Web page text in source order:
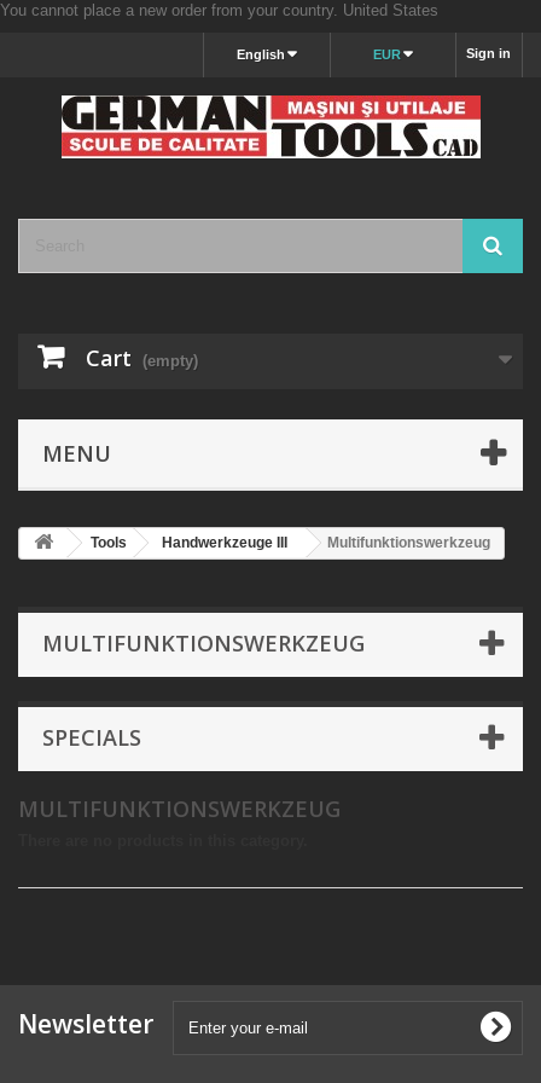
You cannot place a new order from your country. United States
Sign in
EUR
English
Cart (empty)
MENU
Tools Handwerkzeuge III Multifunktionswerkzeug
MULTIFUNKTIONSWERKZEUG
SPECIALS
MULTIFUNKTIONSWERKZEUG
Newsletter